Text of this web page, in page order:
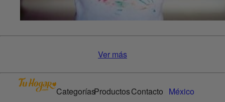
Ver más
CategoríasProductosContacto México